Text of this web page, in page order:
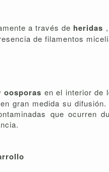
a través de heridas
de filamentos
oosporas en el interior de
gran medida su
que ocurren